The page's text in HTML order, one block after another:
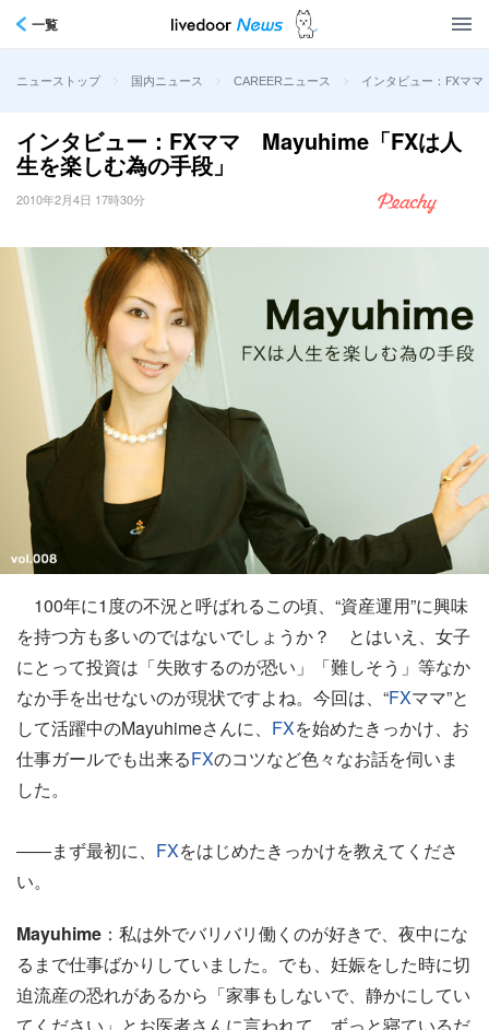
一覧
ニューストップ > 国内ニュース > CAREERニュース > インタビュー：FXマ
インタビュー：FXママ Mayuhime「FXは人
生を楽しむ為の手段」
2010年2月4日 17時30分
100年に1度の不況と呼ばれるこの頃、“資産運用”に興味
を持つ方も多いのではないでしょうか？ とはいえ、女子
にとって投資は「失敗するのが恐い」「難しそう」等なか
なか手を出せないのが現状ですよね。今回は、“FXママ”と
して活躍中のMayuhimeさんに、 FXを始めたきっかけ、お
仕事ガールでも出来るFXのコツなど色々なお話を伺いま
した。
――まず最初に、 FXをはじめたきっかけを教えてくださ
い。
Mayuhime ：私は外でバリバリ働くのが好きで、夜中にな
るまで仕事ばかりしていました。でも、妊娠をした時に切
迫流産の恐れがあるから「家事もしないで、静かにしてい
てください」とお医者さんに言われて、ずっと寝ているだ